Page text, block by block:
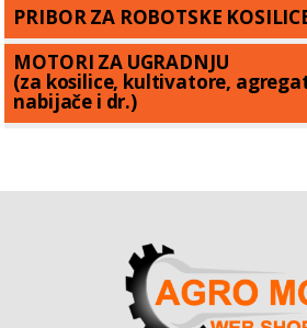
PRIBOR ZA ROBOTSKE
MOTORI ZA UGRADNJU
(za kosilice, kultivatore,
nabijače i dr.)